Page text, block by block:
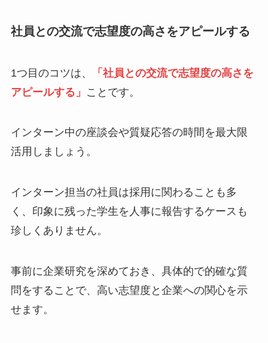
社員との交流で志望度の高さをアピールする
1つ目のコツは、
「社員との交流で志望度の高さを
アピールする」 ことです。
インターン中の座談会や質疑応答の時間を最大限
活用しましょう。
インターン担当の社員は採用に関わることも多
く、印象に残った学生を人事に報告するケースも
珍しくありません。
事前に企業研究を深めておき、具体的で的確な質
問をすることで、高い志望度と企業への関心を示
せます。